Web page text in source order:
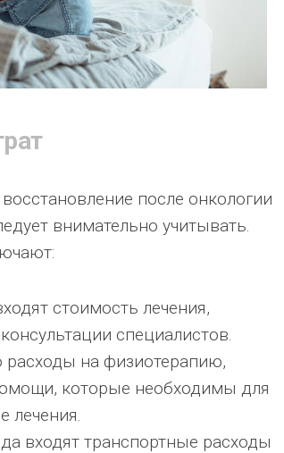
после онкологии
внимательно учитывать.
стоимость лечения,
специалистов.
расходы на физиотерапию,
которые необходимы для
лечения.
входят транспортные расходы